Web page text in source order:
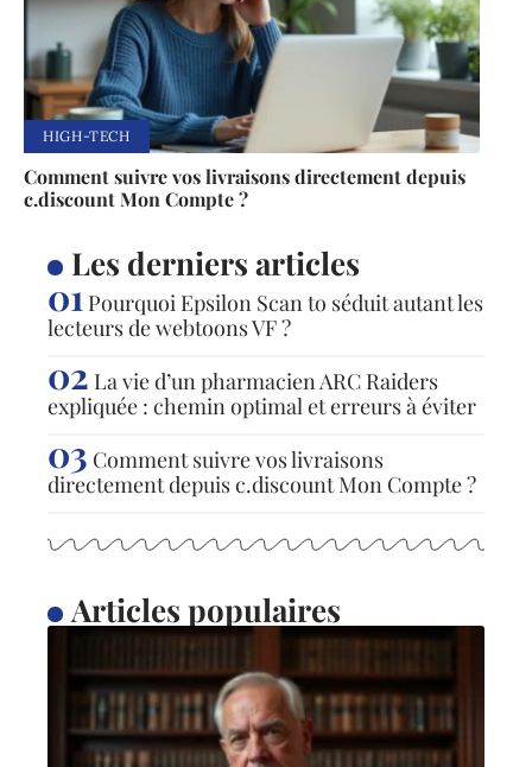
HIGH-TECH
Comment suivre vos livraisons directement depuis
c.discount Mon Compte ?
Les derniers articles
Pourquoi Epsilon Scan to séduit autant les
lecteurs de webtoons VF ?
La vie d’un pharmacien ARC Raiders
expliquée : chemin optimal et erreurs à éviter
Comment suivre vos livraisons
directement depuis c.discount Mon Compte ?
Articles populaires